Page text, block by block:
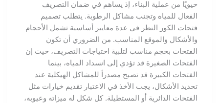
حيويًا من عملية البناء، إذ يساهم في ضمان التصريف
الفعال للمياه وتجنب مشاكل الرطوبة. يتطلب تصميم
فتحات الكور النظر في عدة معايير أساسية تشمل الأحجام
والأشكال والموقع المناسب. من الضروري أن تكون
الفتحات بحجم مناسب لتلبية احتياجات التصريف، حيث إن
الفتحات الصغيرة قد تؤدي إلى انسداد المياه، بينما
الفتحات الكبيرة قد تصبح مصدراً للمشاكل الهيكلية عند
تحديد الأشكال، يجب الأخذ في الاعتبار تقديم خيارات مثل
الفتحات الدائرية أو المستطيلة. كل شكل له ميزاته وعيوبه،